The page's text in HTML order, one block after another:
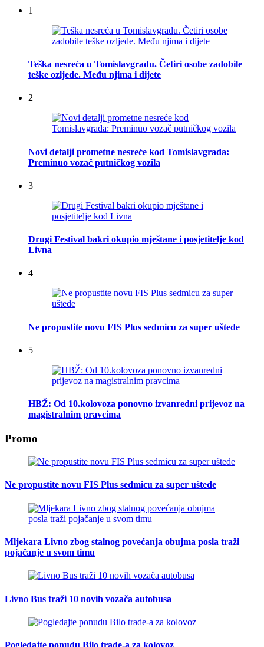
1
Teška nesreća u Tomislavgradu. Četiri osobe zadobile
teške ozljede. Među njima i dijete
2
Novi detalji prometne nesreće kod Tomislavgrada:
Preminuo vozač putničkog vozila
3
Drugi Festival bakri okupio mještane i posjetitelje kod
Livna
4
Ne propustite novu FIS Plus sedmicu za super uštede
5
HBŽ: Od 10.kolovoza ponovno izvanredni prijevoz na
magistralnim pravcima
Promo
Ne propustite novu FIS Plus sedmicu za super uštede
Mljekara Livno zbog stalnog povećanja obujma posla traži
pojačanje u svom timu
Livno Bus traži 10 novih vozača autobusa
Pogledajte ponudu Bilo trade-a za kolovoz